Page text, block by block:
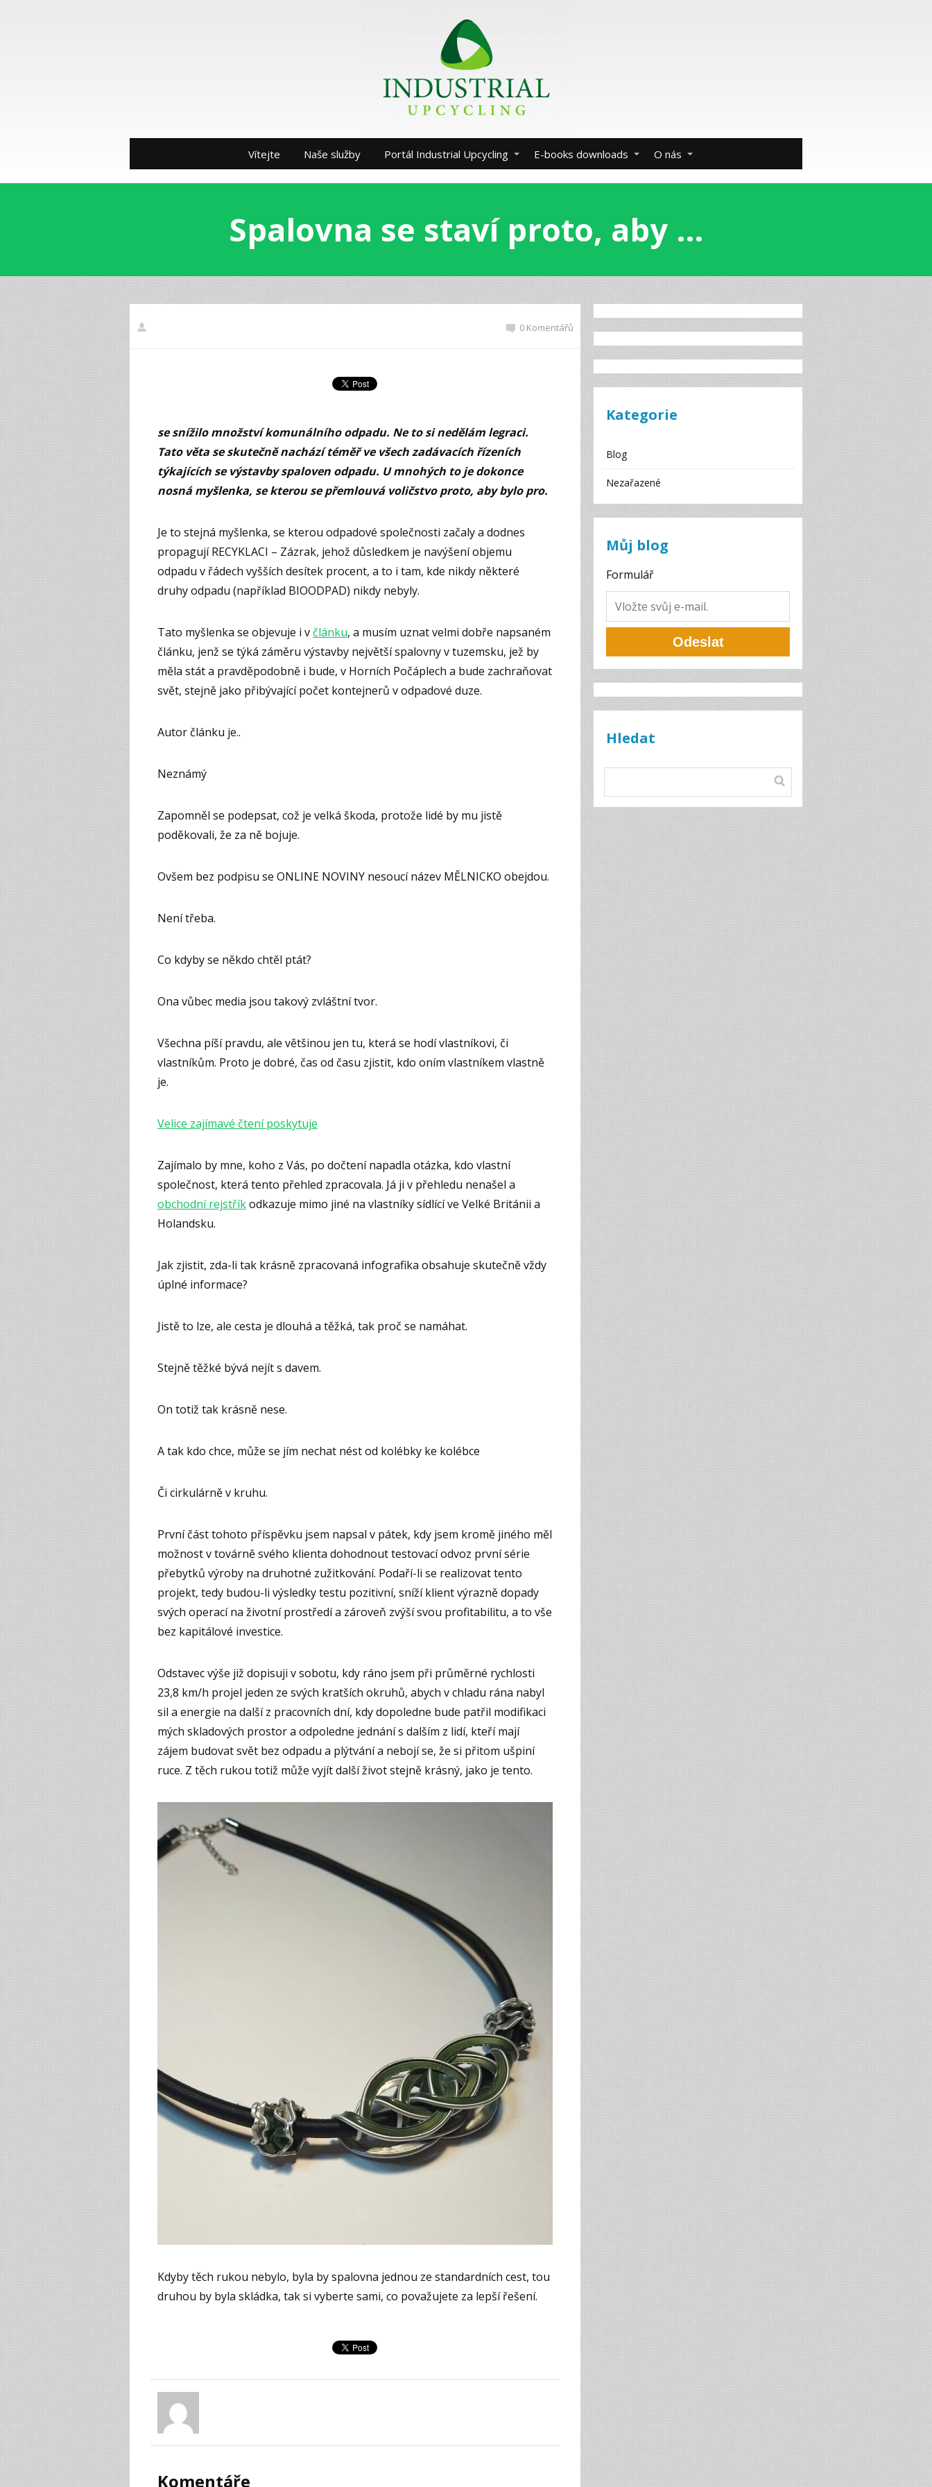
Vítejte Naše služby Portál Industrial Upcycling E-books downloads O nás
Spalovna se staví proto, aby …
0 Komentářů
se snížilo množství komunálního odpadu. Ne to si nedělám legraci.
Tato věta se skutečně nachází téměř ve všech zadávacích řízeních
týkajících se výstavby spaloven odpadu. U mnohých to je dokonce
nosná myšlenka, se kterou se přemlouvá voličstvo proto, aby bylo pro.
Je to stejná myšlenka, se kterou odpadové společnosti začaly a dodnes
propagují RECYKLACI – Zázrak, jehož důsledkem je navýšení objemu
odpadu v řádech vyšších desítek procent, a to i tam, kde nikdy některé
druhy odpadu (například BIOODPAD) nikdy nebyly.
Tato myšlenka se objevuje i v článku, a musím uznat velmi dobře napsaném
článku, jenž se týká záměru výstavby největší spalovny v tuzemsku, jež by
měla stát a pravděpodobně i bude, v Horních Počáplech a bude zachraňovat
svět, stejně jako přibývající počet kontejnerů v odpadové duze.
Autor článku je..
Neznámý
Zapomněl se podepsat, což je velká škoda, protože lidé by mu jistě
poděkovali, že za ně bojuje.
Ovšem bez podpisu se ONLINE NOVINY nesoucí název MĚLNICKO obejdou.
Není třeba.
Co kdyby se někdo chtěl ptát?
Ona vůbec media jsou takový zvláštní tvor.
Všechna píší pravdu, ale většinou jen tu, která se hodí vlastníkovi, či
vlastníkům. Proto je dobré, čas od času zjistit, kdo oním vlastníkem vlastně
je.
Velice zajímavé čtení poskytuje
Zajímalo by mne, koho z Vás, po dočtení napadla otázka, kdo vlastní
společnost, která tento přehled zpracovala. Já ji v přehledu nenašel a
obchodní rejstříkodkazuje mimo jiné na vlastníky sídlící ve Velké Británii a
Holandsku.
Jak zjistit, zda-li tak krásně zpracovaná infografika obsahuje skutečně vždy
úplné informace?
Jistě to lze, ale cesta je dlouhá a těžká, tak proč se namáhat.
Stejně těžké bývá nejít s davem.
On totiž tak krásně nese.
A tak kdo chce, může se jím nechat nést od kolébky ke kolébce
Či cirkulárně v kruhu.
První část tohoto příspěvku jsem napsal v pátek, kdy jsem kromě jiného měl
možnost v továrně svého klienta dohodnout testovací odvoz první série
přebytků výroby na druhotné zužitkování. Podaří-li se realizovat tento
projekt, tedy budou-li výsledky testu pozitivní, sníží klient výrazně dopady
svých operací na životní prostředí a zároveň zvýší svou profitabilitu, a to vše
bez kapitálové investice.
Odstavec výše již dopisuji v sobotu, kdy ráno jsem při průměrné rychlosti
23,8 km/h projel jeden ze svých kratších okruhů, abych v chladu rána nabyl
sil a energie na další z pracovních dní, kdy dopoledne bude patřil modifikaci
mých skladových prostor a odpoledne jednání s dalším z lidí, kteří mají
zájem budovat svět bez odpadu a plýtvání a nebojí se, že si přitom ušpiní
ruce. Z těch rukou totiž může vyjít další život stejně krásný, jako je tento.
Kdyby těch rukou nebylo, byla by spalovna jednou ze standardních cest, tou
druhou by byla skládka, tak si vyberte sami, co považujete za lepší řešení.
Komentáře
Kategorie
Blog
Nezařazené
Můj blog
Formulář
Odeslat
Hledat